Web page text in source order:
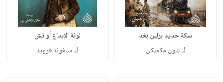
سكة حديد برلين بغد
لـشون مكميكن
لوثة الإبداع أو تش
لـسيغوند فرويد